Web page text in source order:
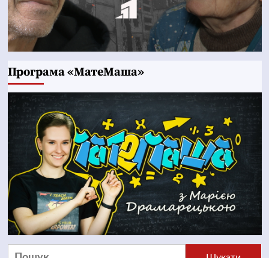
Програма «МатеМаша»
Пошук: